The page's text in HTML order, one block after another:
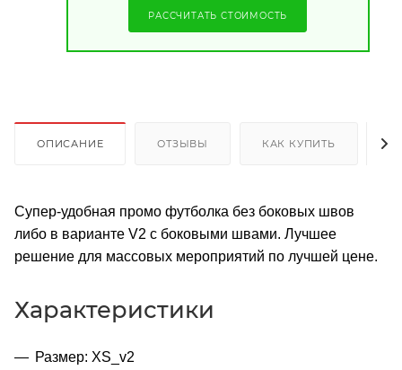
РАССЧИТАТЬ СТОИМОСТЬ
ОПИСАНИЕ ОТЗЫВЫ КАК КУПИТЬ
Супер-удобная промо футболка без боковых швов
либо в варианте V2 с боковыми швами. Лучшее
решение для массовых мероприятий по лучшей цене.
Характеристики
Размер: XS_v2